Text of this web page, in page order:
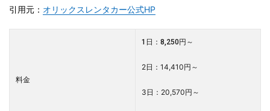
引用元： オリックスレンタカー公式HP
料金
1日：8,250円～
2日：14,410円～
3日：20,570円～